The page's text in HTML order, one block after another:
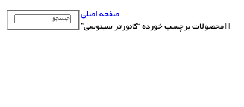
صفحه اصلی
محصولات برچسب خورده “کانورتر سینوسی”